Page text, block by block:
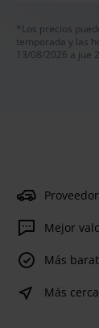
*Los precios
temporada y las
13/08/2026 a jue
Mejor
Más
Más